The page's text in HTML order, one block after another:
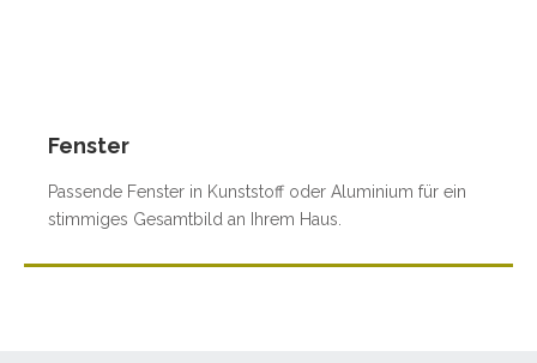
Fenster
Passende Fenster in Kunststoff oder Aluminium für ein
stimmiges Gesamtbild an Ihrem Haus.